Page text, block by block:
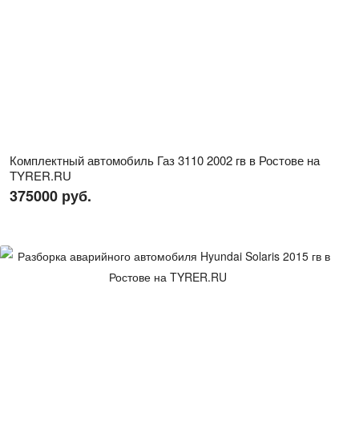
Комплектный автомобиль Газ 3110 2002 гв в Ростове на
TYRER.RU
375000 руб.